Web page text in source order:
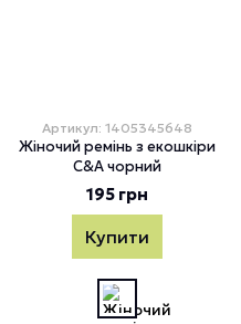
Артикул: 1405345648
Жіночий ремінь з екошкіри
C&A чорний
195 грн
Купити